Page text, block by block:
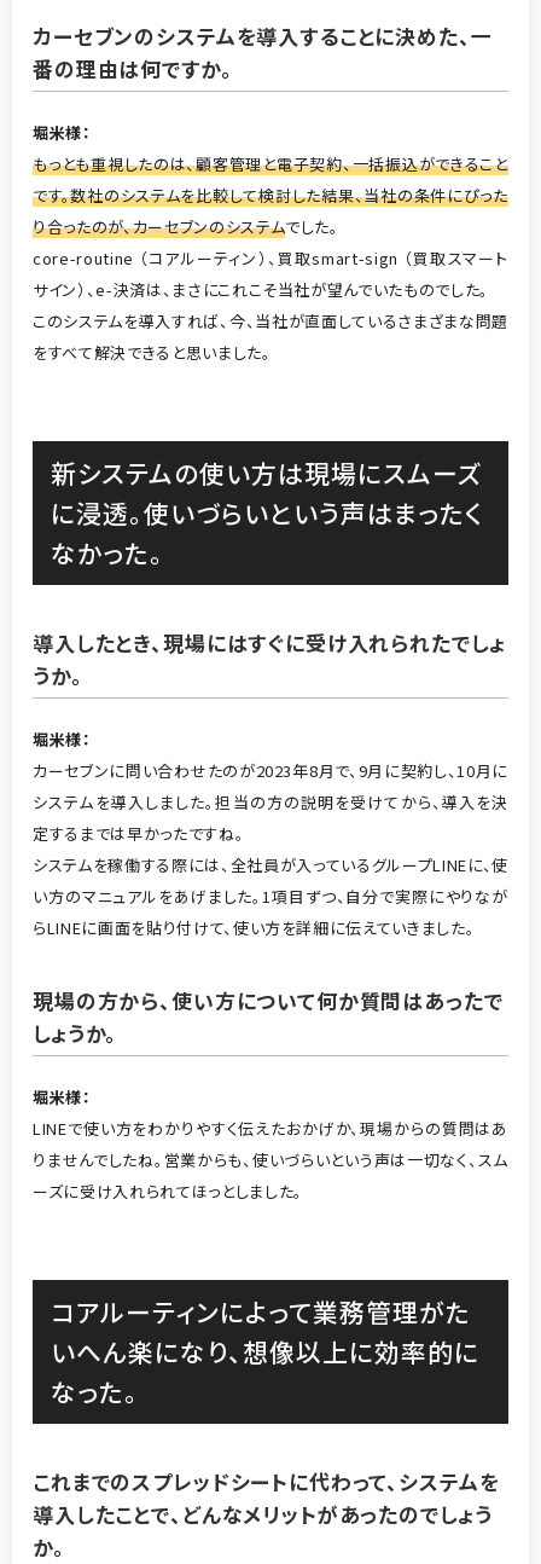
カーセブンのシステムを導入することに決めた、一
番の理由は何ですか。
堀米様：
もっとも重視したのは、顧客管理と電子契約、一括振込ができること
です。数社のシステムを比較して検討した結果、当社の条件にぴった
り合ったのが、カーセブンのシステムでした。
core-routine （コアルーティン）、買取smart-sign （買取スマート
サイン）、e-決済は、まさにこれこそ当社が望んでいたものでした。
このシステムを導入すれば、今、当社が直面しているさまざまな問題
をすべて解決できると思いました。
新システムの使い方は現場にスムーズ
に浸透。使いづらいという声はまったく
なかった。
導入したとき、現場にはすぐに受け入れられたでしょ
うか。
堀米様：
カーセブンに問い合わせたのが2023年8月で、9月に契約し、10月に
システムを導入しました。担当の方の説明を受けてから、導入を決
定するまでは早かったですね。
システムを稼働する際には、全社員が入っているグループLINEに、使
い方のマニュアルをあげました。1項目ずつ、自分で実際にやりなが
らLINEに画面を貼り付けて、使い方を詳細に伝えていきました。
現場の方から、使い方について何か質問はあったで
しょうか。
堀米様：
LINEで使い方をわかりやすく伝えたおかげか、現場からの質問はあ
りませんでしたね。営業からも、使いづらいという声は一切なく、スム
ーズに受け入れられてほっとしました。
コアルーティンによって業務管理がた
いへん楽になり、想像以上に効率的に
なった。
これまでのスプレッドシートに代わって、システムを
導入したことで、どんなメリットがあったのでしょう
か。